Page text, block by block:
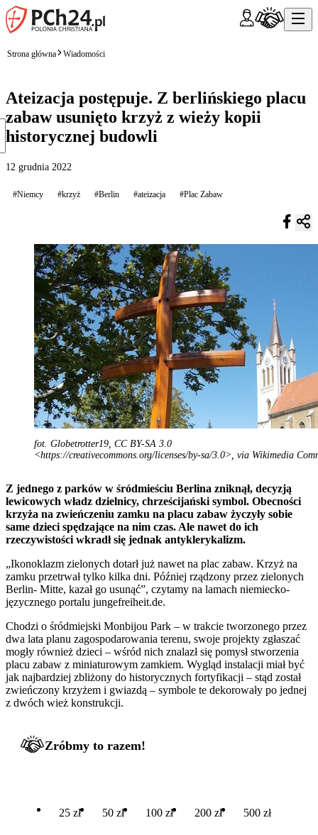
Strona główna Wiadomości
Ateizacja postępuje. Z berlińskiego placu
zabaw usunięto krzyż z wieży kopii
historycznej budowli
12 grudnia 2022
#Niemcy #krzyż #Berlin #ateizacja #Plac Zabaw
fot. Globetrotter19, CC BY-SA 3.0
<https://creativecommons.org/licenses/by-sa/3.0>, via Wikimedia
Z jednego z parków w śródmieściu Berlina zniknął, decyzją
lewicowych władz dzielnicy, chrześcijański symbol. Obecności
krzyża na zwieńczeniu zamku na placu zabaw życzyły sobie
same dzieci spędzające na nim czas. Ale nawet do ich
rzeczywistości wkradł się jednak antyklerykalizm.
„Ikonoklazm zielonych dotarł już nawet na plac zabaw. Krzyż na
zamku przetrwał tylko kilka dni. Później rządzony przez zielonych
Berlin- Mitte, kazał go usunąć”, czytamy na lamach niemiecko-
języcznego portalu jungefreiheit.de.
Chodzi o śródmiejski Monbijou Park – w trakcie tworzonego przez
dwa lata planu zagospodarowania terenu, swoje projekty zgłaszać
mogły również dzieci – wśród nich znalazł się pomysł stworzenia
placu zabaw z miniaturowym zamkiem. Wygląd instalacji miał być
jak najbardziej zbliżony do historycznych fortyfikacji – stąd został
zwieńczony krzyżem i gwiazdą – symbole te dekorowały po jednej
z dwóch wież konstrukcji.
Zróbmy to razem!
25 zł 50 zł 100 zł 200 zł 500 zł